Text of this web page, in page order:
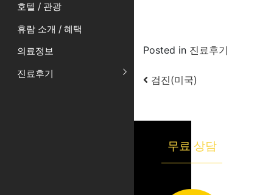
호텔 / 관광
휴람 소개 / 혜택
의료정보
진료후기
Posted in 진료후기
Post navigation
검진(미국)
무료 상담